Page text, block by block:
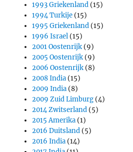
1993 Griekenland (15)
1994 Turkije (15)
1995 Griekenland (15)
1996 Israel (15)
2001 Oostenrijk (9)
2005 Oostenrijk (9)
2006 Oostenrijk (8)
2008 India (15)
2009 India (8)
2009 Zuid Limburg (4)
2014 Zwitserland (5)
2015 Amerika (1)
2016 Duitsland (5)
2016 India (14)